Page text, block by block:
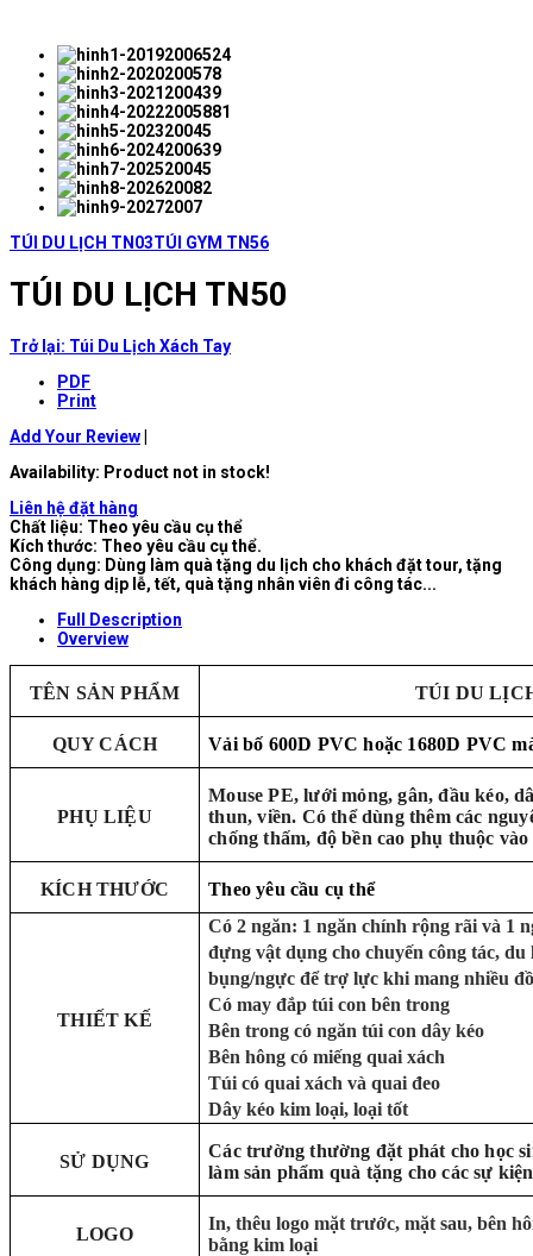
TÚI DU LỊCH TN03TÚI GYM TN56
TÚI DU LỊCH TN50
Trở lại: Túi Du Lịch Xách Tay
PDF
Print
Add Your Review|
Availability: Product not in stock!
Liên hệ đặt hàng
Chất liệu: Theo yêu cầu cụ thể
Kích thước: Theo yêu cầu cụ thể.
Công dụng: Dùng làm quà tặng du lịch cho khách đặt tour, tặng
khách hàng dịp lễ, tết, quà tặng nhân viên đi công tác...
Full Description
Overview
TÊN SẢN PHẨM TÚI DU
QUY CÁCH Vải bố 600D PVC hoặc 1680D PVC
PHỤ LIỆU
Mouse PE, lưới mỏng, gân, đầu kéo,
thun, viền. Có thể dùng thêm các
chống thấm, độ bền cao phụ thuộc
KÍCH THƯỚC Theo yêu cầu cụ thể
THIẾT KẾ
Có 2 ngăn: 1 ngăn chính rộng rãi và 1
đựng vật dụng cho chuyến công tác,
bụng/ngực để trợ lực khi mang nhiều
Có may đắp túi con bên trong
Bên trong có ngăn túi con dây kéo
Bên hông có miếng quai xách
Túi có quai xách và quai đeo
Dây kéo kim loại, loại tốt
SỬ DỤNG
Các trường thường đặt phát cho học
làm sản phẩm quà tặng cho các sự
LOGO
In, thêu logo mặt trước, mặt sau, bên
bằng kim loại